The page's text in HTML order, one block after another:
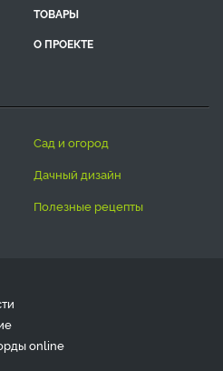
ТОВАРЫ
О ПРОЕКТЕ
сад и огород
дачный дизайн
полезные рецепты
online